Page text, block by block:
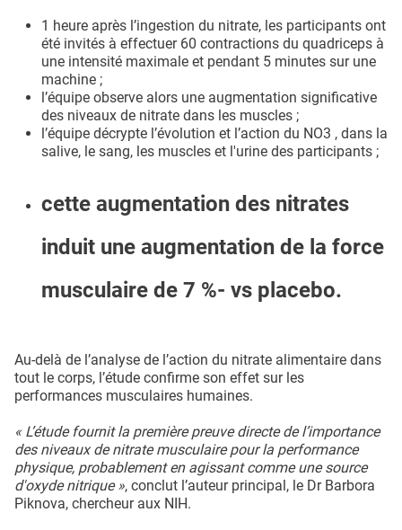
1 heure après l’ingestion du nitrate, les participants ont
été invités à effectuer 60 contractions du quadriceps à
une intensité maximale et pendant 5 minutes sur une
machine ;
l’équipe observe alors une augmentation significative
des niveaux de nitrate dans les muscles ;
l’équipe décrypte l’évolution et l’action du NO3 , dans la
salive, le sang, les muscles et l'urine des participants ;
cette augmentation des nitrates
induit une augmentation de la force
musculaire de 7 %- vs placebo.
Au-delà de l’analyse de l’action du nitrate alimentaire dans
tout le corps, l’étude confirme son effet sur les
performances musculaires humaines.
« L’étude fournit la première preuve directe de l’importance
des niveaux de nitrate musculaire pour la performance
physique, probablement en agissant comme une source
d'oxyde nitrique », conclut l’auteur principal, le Dr Barbora
Piknova, chercheur aux NIH.